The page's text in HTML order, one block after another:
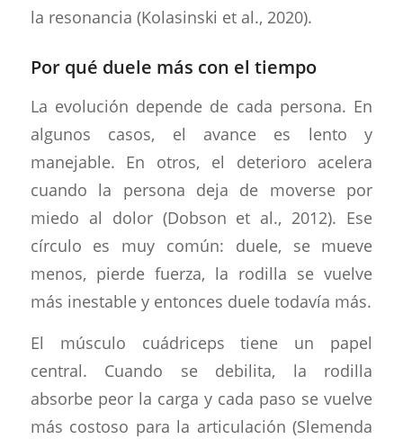
la resonancia (Kolasinski et al., 2020).
Por qué duele más con el tiempo
La evolución depende de cada persona. En
algunos casos, el avance es lento y
manejable. En otros, el deterioro acelera
cuando la persona deja de moverse por
miedo al dolor (Dobson et al., 2012). Ese
círculo es muy común: duele, se mueve
menos, pierde fuerza, la rodilla se vuelve
más inestable y entonces duele todavía más.
El músculo cuádriceps tiene un papel
central. Cuando se debilita, la rodilla
absorbe peor la carga y cada paso se vuelve
más costoso para la articulación (Slemenda